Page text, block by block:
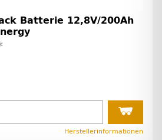
Batterie 12,8V/200Ah
Herstellerinformationen